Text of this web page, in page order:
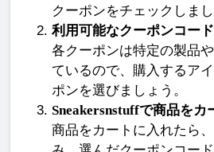
クーポンをチェックしまし
利用可能なクーポンコー
各クーポンは特定の製品
ているので、購入するア
ポンを選びましょう。
Sneakersnstuffで商品をカ
商品をカートに入れたら